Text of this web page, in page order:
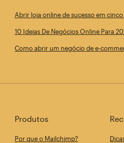
Abrir loja online de sucesso em
10 Ideias De Negócios Online Para
Como abrir um negócio de e-
Produtos
Por que o Mailchimp?